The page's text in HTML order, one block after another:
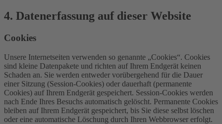
4. Datenerfassung auf dieser Website
Cookies
Unsere Internetseiten verwenden so genannte „Cookies“. Cookies
sind kleine Datenpakete und richten auf Ihrem Endgerät keinen
Schaden an. Sie werden entweder vorübergehend für die Dauer
einer Sitzung (Session-Cookies) oder dauerhaft (permanente
Cookies) auf Ihrem Endgerät gespeichert. Session-Cookies werden
nach Ende Ihres Besuchs automatisch gelöscht. Permanente Cookies
bleiben auf Ihrem Endgerät gespeichert, bis Sie diese selbst löschen
oder eine automatische Löschung durch Ihren Webbrowser erfolgt.